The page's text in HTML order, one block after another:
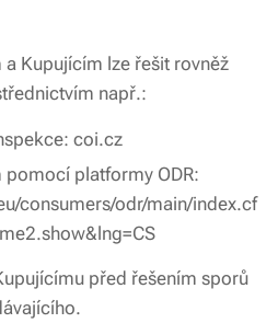
Kupujícím lze řešit rovněž
např.:
coi.cz
pomocí platformy ODR:
consumers/odr/main/index.cf
před řešením sporů